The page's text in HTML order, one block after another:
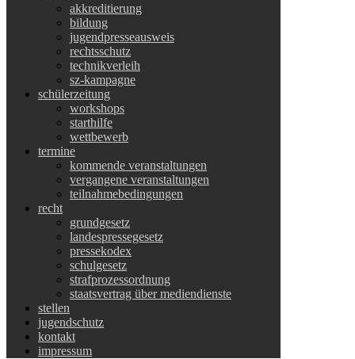
akkreditierung
bildung
jugendpresseausweis
rechtsschutz
technikverleih
sz-kampagne
schülerzeitung
workshops
starthilfe
wettbewerb
termine
kommende veranstaltungen
vergangene veranstaltungen
teilnahmebedingungen
recht
grundgesetz
landespressegesetz
pressekodex
schulgesetz
strafprozessordnung
staatsvertrag über mediendienste
stellen
jugendschutz
kontakt
impressum